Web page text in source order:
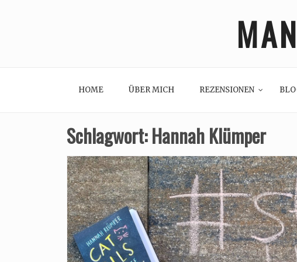
HOME ÜBER MICH REZENSIONEN
Schlagwort:Hannah Klümper